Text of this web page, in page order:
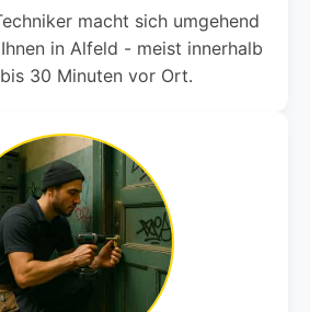
macht sich umgehend
in Alfeld - meist innerhalb
30 Minuten vor Ort.